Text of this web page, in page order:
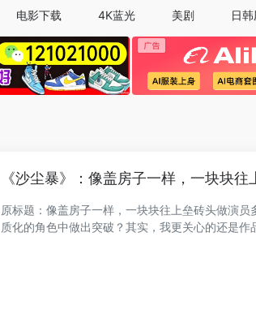
电影下载 4K蓝光 美剧 日
《沙尘暴》：像盖房子一样，一块块往
原标题：像盖房子一样，一块块往上垒砖头做演
质化的角色中做出突破？其实，我更关心的还是作